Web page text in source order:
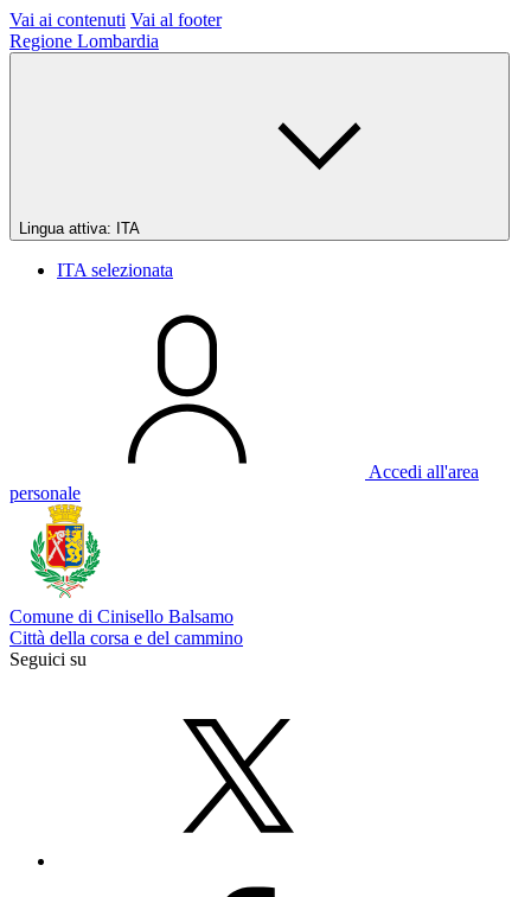
Vai ai contenuti Vai al footer
Regione Lombardia
Lingua attiva: ITA
ITA selezionata
Accedi all'area
personale
Comune di Cinisello Balsamo
Città della corsa e del cammino
Seguici su